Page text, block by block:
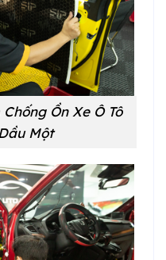
Ồn Xe Ô Tô
Một